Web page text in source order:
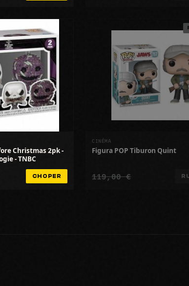
Christmas 2pk -
- TNBC
CHOPER
CINÉMA
Figura POP Tiburon Quint
119,00 €